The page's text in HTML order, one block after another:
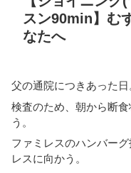
スン90min】む
なたへ
父の通院につきあった日
検査のため、朝から断
う。
ファミレスのハンバー
レスに向かう。